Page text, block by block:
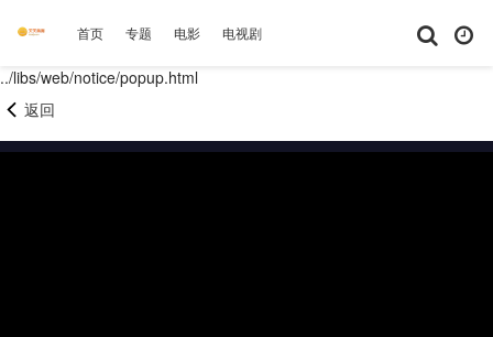
首页 专题 电影 电视剧 短剧大全 体育
../libs/web/notice/popup.html
返回